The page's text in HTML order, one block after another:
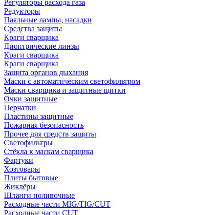
Регуляторы расхода газа
Редукторы
Паяльные лампы, насадки
Средства защиты
Краги сварщика
Диоптрические линзы
Краги сварщика
Краги сварщика
Защита органов дыхания
Маски с автоматическим светофильтром
Маски сварщика и защитные щитки
Очки защитные
Перчатки
Пластины защитные
Пожарная безопасность
Прочее для средств защиты
Светофильтры
Стёкла к маскам сварщика
Фартуки
Хозтовары
Плиты бытовые
Жиклёры
Шланги поливочные
Расходные части MIG/TIG/CUT
Расходные части CUT